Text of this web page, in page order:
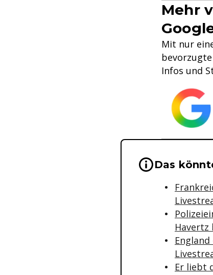
Mehr
Mit nur
Infos und
Wichtige
Das
Havertz
Er liebt